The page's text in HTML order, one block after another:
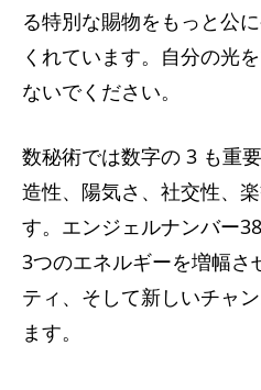
る特別な賜物をもっと公
くれています。自分の光
ないでください。
数秘術では数字の 3 も重
造性、陽気さ、社交性、
す。エンジェルナンバー
3つのエネルギーを増幅さ
ティ、そして新しいチャ
ます。